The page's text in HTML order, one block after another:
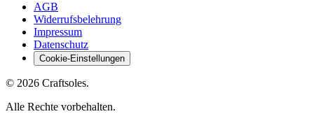
AGB
Widerrufsbelehrung
Impressum
Datenschutz
Cookie-Einstellungen
© 2026 Craftsoles.
Alle Rechte vorbehalten.